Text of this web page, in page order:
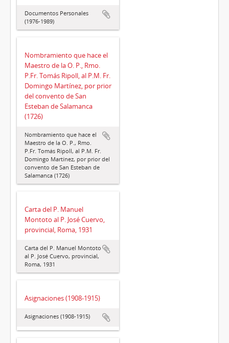
Documentos Personales
(1976-1989)
Nombramiento que hace el
Maestro de la O. P., Rmo.
P.Fr. Tomás Ripoll, al P.M. Fr.
Domingo Martínez, por prior
del convento de San
Esteban de Salamanca
(1726)
Nombramiento que hace el
Maestro de la O. P., Rmo.
P.Fr. Tomás Ripoll, al P.M. Fr.
Domingo Martínez, por prior del
convento de San Esteban de
Salamanca (1726)
Carta del P. Manuel
Montoto al P. José Cuervo,
provincial, Roma, 1931
Carta del P. Manuel Montoto
al P. José Cuervo, provincial,
Roma, 1931
Asignaciones (1908-1915)
Asignaciones (1908-1915)